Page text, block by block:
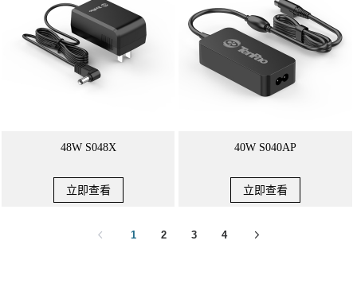
48W S048X
立即查看
40W S040AP
立即查看
1 2 3 4